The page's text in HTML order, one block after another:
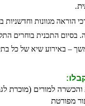
.
הוראה מגוונות
– באירוע שיא של כל
למורים (מוכרת לגמול, 30
מפורטת